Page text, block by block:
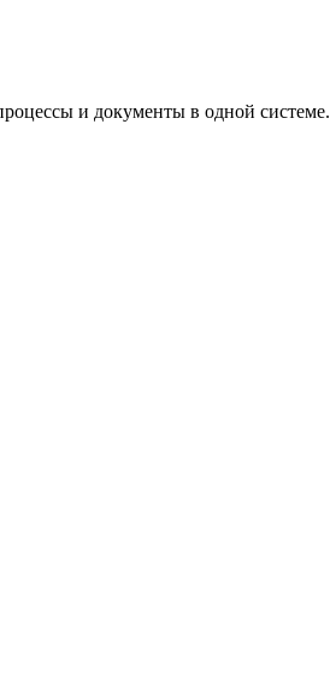
и документы в одной системе.